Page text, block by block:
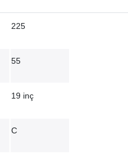
225
55
19 inç
C